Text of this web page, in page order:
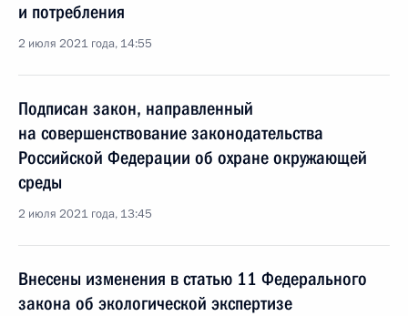
и потребления
2 июля 2021 года, 14:55
Подписан закон, направленный
на совершенствование законодательства
Российской Федерации об охране окружающей
среды
2 июля 2021 года, 13:45
Внесены изменения в статью 11 Федерального
закона об экологической экспертизе